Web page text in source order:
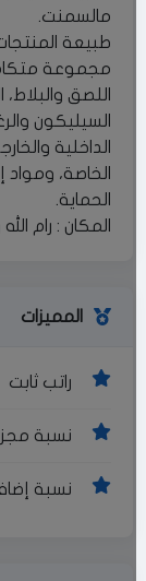
مالسمنت.
طبيعة
مجموعة
اللصق والبلاط،
السيليكون
الداخلية
الخاصة، ومواد
الحماية.
المكان : رام الله
المميزات
راتب ثابت
نسبة
نسبة